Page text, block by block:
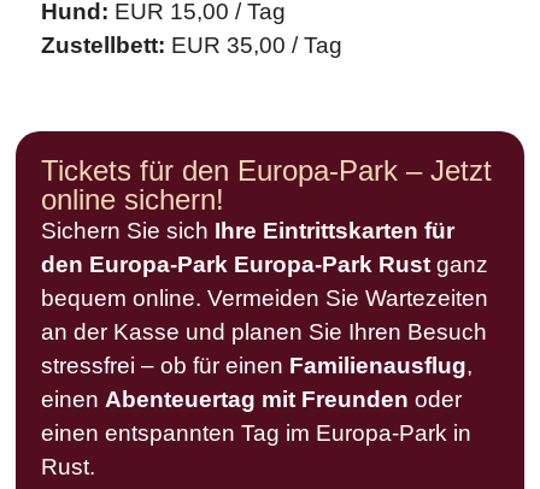
Hund: EUR 15,00 / Tag
Zustellbett: EUR 35,00 / Tag
Tickets für den Europa-Park – Jetzt
online sichern!
Sichern Sie sich Ihre Eintrittskarten für
den Europa-Park Europa-Park Rust ganz
bequem online. Vermeiden Sie Wartezeiten
an der Kasse und planen Sie Ihren Besuch
stressfrei – ob für einen Familienausflug,
einen Abenteuertag mit Freunden oder
einen entspannten Tag im Europa-Park in
Rust.